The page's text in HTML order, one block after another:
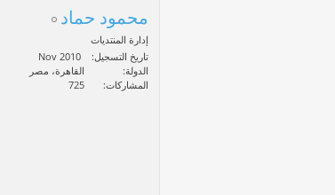
محمود حماد
إدارة المنتديات
تاريخ التسجيل
Nov 2010
الدولة
القاهرة، مصر
المشاركات
725